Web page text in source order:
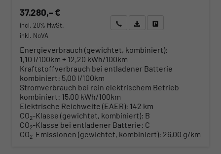
37.280,– €
incl. 20% MwSt.
inkl. NoVA
Wir rufen Sie anAngebot drucken (PDF)
Energieverbrauch (gewichtet, kombiniert):
1,10 l/100km + 12,20 kWh/100km
Kraftstoffverbrauch bei entladener Batterie
kombiniert: 5,00 l/100km
Stromverbrauch bei rein elektrischem Betrieb
kombiniert: 15,00 kWh/100km
Elektrische Reichweite (EAER): 142 km
CO2-Klasse (gewichtet, kombiniert): B
CO2-Klasse bei entladener Batterie: C
CO2-Emissionen (gewichtet, kombiniert): 26,00 g/km